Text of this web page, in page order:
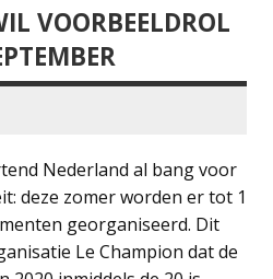
VOORBEELDROL
Nederland al bang voor
deze zomer worden er tot 1
georganiseerd. Dit
Le Champion dat de